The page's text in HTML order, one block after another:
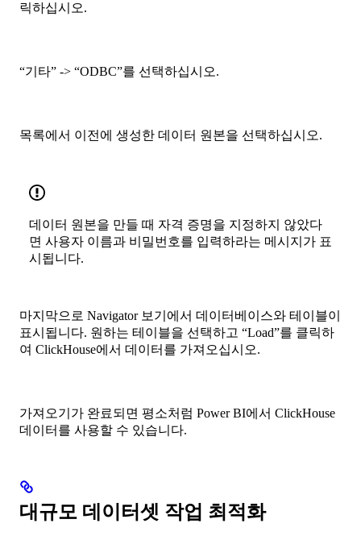
릭하십시오.
“기타” -> “ODBC”를 선택하십시오.
목록에서 이전에 생성한 데이터 원본을 선택하십시오.
데이터 원본을 만들 때 자격 증명을 지정하지 않았다
면 사용자 이름과 비밀번호를 입력하라는 메시지가 표
시됩니다.
마지막으로 Navigator 보기에서 데이터베이스와 테이블이
표시됩니다. 원하는 테이블을 선택하고 “Load”를 클릭하
여 ClickHouse에서 데이터를 가져오십시오.
가져오기가 완료되면 평소처럼 Power BI에서 ClickHouse
데이터를 사용할 수 있습니다.
대규모 데이터셋 작업 최적화